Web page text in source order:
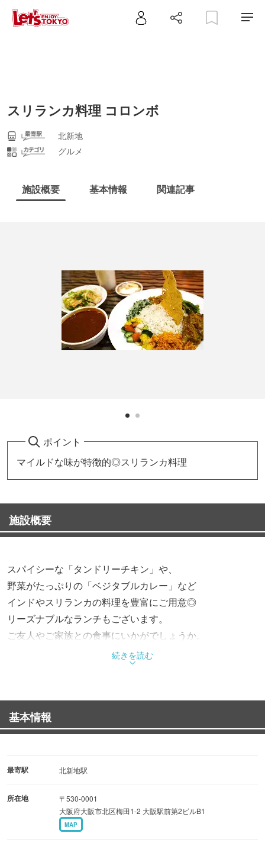
スリランカ料理 コロンボ
北新地
グルメ
施設概要 基本情報 関連記事
ポイント
マイルドな味が特徴的◎スリランカ料理
施設概要
スパイシーな「タンドリーチキン」や、
野菜がたっぷりの「ベジタブルカレー」など
インドやスリランカの料理を豊富にご用意◎
リーズナブルなランチもございます。
ご友人やご家族との食事にいかがでしょうか。
続きを読む
基本情報
最寄駅 北新地駅
所在地
〒530-0001
大阪府大阪市北区梅田1-2 大阪駅前第2ビルB1
MAP